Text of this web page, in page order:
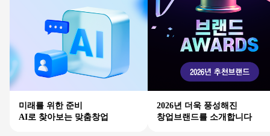
미래를 위한 준비
AI로 찾아보는 맞춤창업
2026년 더욱 풍성해진
창업브랜드를 소개합니다